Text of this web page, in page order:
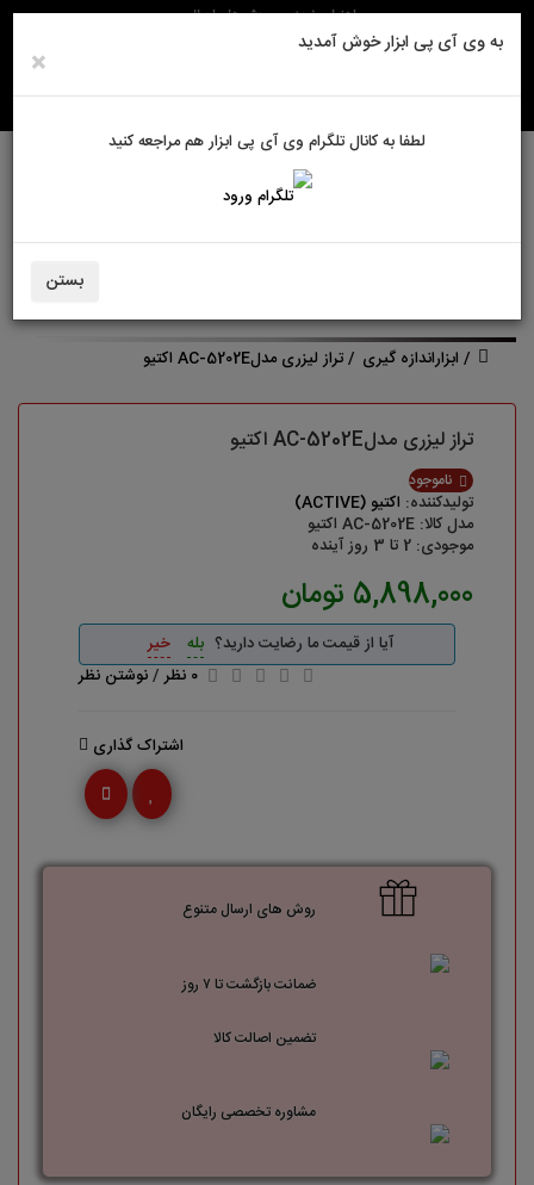
راهنمای خرید روش های ارسال
ابزاراندازه گیری تراز لیزری مدلAC-5202E اکتیو
تراز لیزری مدلAC-5202E اکتیو
ناموجود
تولیدکننده: اکتیو (ACTIVE)
مدل کالا: AC-5202E اکتیو
موجودی: 2 تا 3 روز آینده
5,898,000 تومان
آیا از قیمت ما رضایت دارید؟ بله
خیر
0 نظر
/نوشتن نظر
اشتراک گذاری
روش های ارسال متنوع
ضمانت بازگشت تا ۷ روز
تضمین اصالت کالا
مشاوره تخصصی رایگان
به وی آی پی ابزار خوش آمدید
×
لطفا به کانال تلگرام وی آی پی ابزار هم مراجعه کنید
بستن